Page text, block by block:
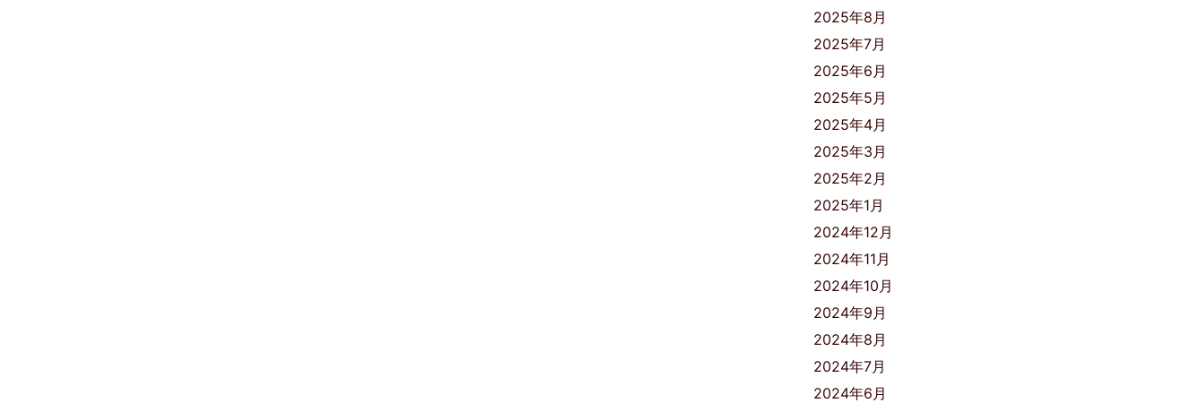
2025年8月
2025年7月
2025年6月
2025年5月
2025年4月
2025年3月
2025年2月
2025年1月
2024年12月
2024年11月
2024年10月
2024年9月
2024年8月
2024年7月
2024年6月